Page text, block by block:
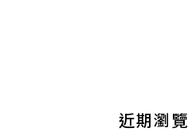
近期瀏覽